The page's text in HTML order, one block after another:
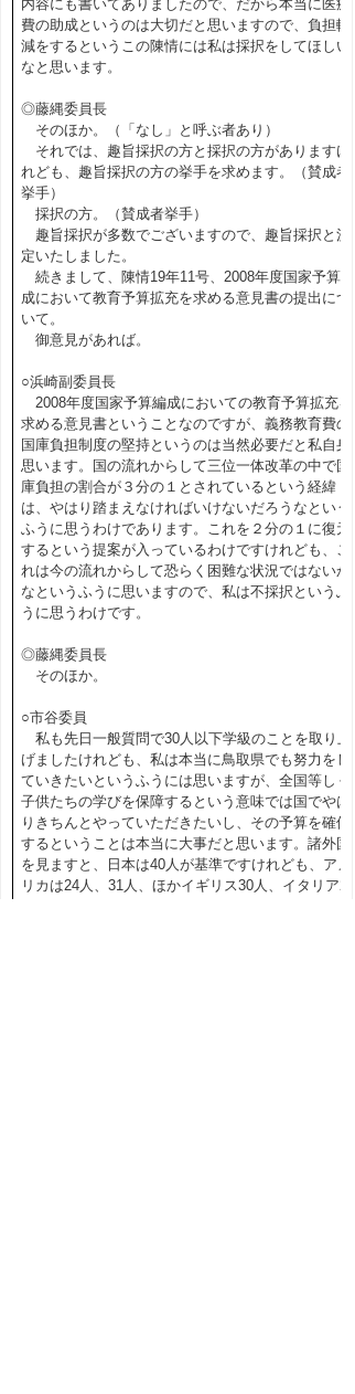
内容にも書いてありましたので、だから本当に医療
費の助成というのは大切だと思いますので、負担軽
減をするというこの陳情には私は採択をしてほしい
なと思います。
◎藤縄委員長
そのほか。（「なし」と呼ぶ者あり）
それでは、趣旨採択の方と採択の方がありますけ
れども、趣旨採択の方の挙手を求めます。（賛成者
挙手）
採択の方。（賛成者挙手）
趣旨採択が多数でございますので、趣旨採択と決
定いたしました。
続きまして、陳情19年11号、2008年度国家予算編
成において教育予算拡充を求める意見書の提出につ
いて。
御意見があれば。
○浜崎副委員長
2008年度国家予算編成においての教育予算拡充を
求める意見書ということなのですが、義務教育費の
国庫負担制度の堅持というのは当然必要だと私自身
思います。国の流れからして三位一体改革の中で国
庫負担の割合が３分の１とされているという経緯
は、やはり踏まえなければいけないだろうなという
ふうに思うわけであります。これを２分の１に復元
するという提案が入っているわけですけれども、こ
れは今の流れからして恐らく困難な状況ではないか
なというふうに思いますので、私は不採択というふ
うに思うわけです。
◎藤縄委員長
そのほか。
○市谷委員
私も先日一般質問で30人以下学級のことを取り上
げましたけれども、私は本当に鳥取県でも努力をし
ていきたいというふうには思いますが、全国等しく
子供たちの学びを保障するという意味では国でやは
りきちんとやっていただきたいし、その予算を確保
するということは本当に大事だと思います。諸外国
を見ますと、日本は40人が基準ですけれども、アメ
リカは24人、31人、ほかイギリス30人、イタリア25